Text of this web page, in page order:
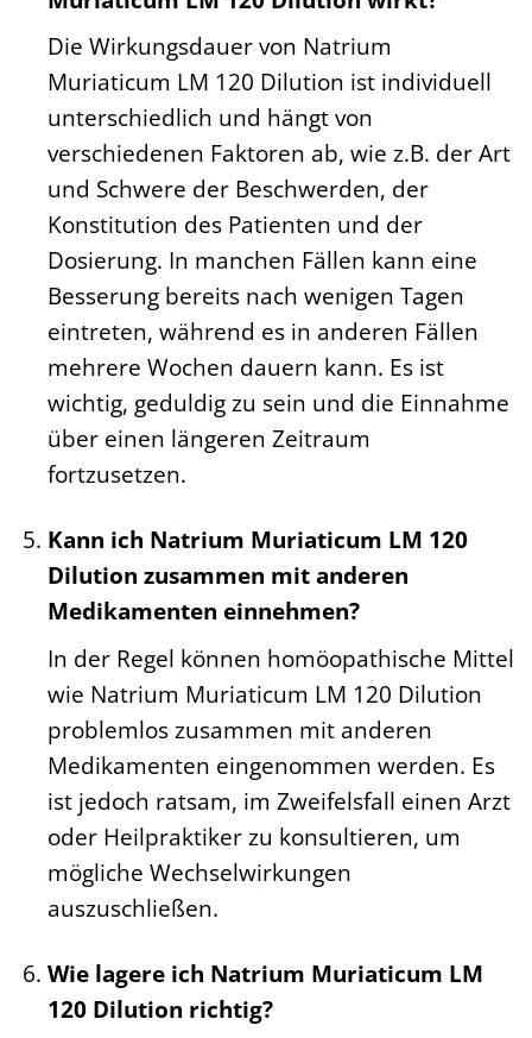
Die Wirkungsdauer von Natrium
Muriaticum LM 120 Dilution ist individuell
unterschiedlich und hängt von
verschiedenen Faktoren ab, wie z.B. der Art
und Schwere der Beschwerden, der
Konstitution des Patienten und der
Dosierung. In manchen Fällen kann eine
Besserung bereits nach wenigen Tagen
eintreten, während es in anderen Fällen
mehrere Wochen dauern kann. Es ist
wichtig, geduldig zu sein und die Einnahme
über einen längeren Zeitraum
fortzusetzen.
Kann ich Natrium Muriaticum LM 120
Dilution zusammen mit anderen
Medikamenten einnehmen?
In der Regel können homöopathische Mittel
wie Natrium Muriaticum LM 120 Dilution
problemlos zusammen mit anderen
Medikamenten eingenommen werden. Es
ist jedoch ratsam, im Zweifelsfall einen Arzt
oder Heilpraktiker zu konsultieren, um
mögliche Wechselwirkungen
auszuschließen.
Wie lagere ich Natrium Muriaticum LM
120 Dilution richtig?